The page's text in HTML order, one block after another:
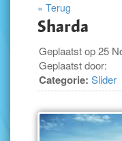
« Terug
Sharda
Geplaatst op 25
Geplaatst door:
Categorie: Slider